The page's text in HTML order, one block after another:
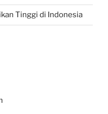
Tinggi di Indonesia